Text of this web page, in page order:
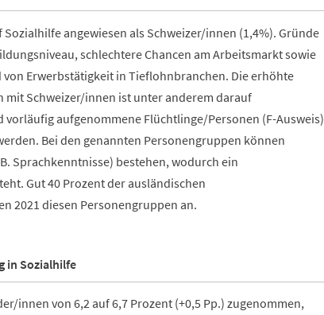
angewiesen als Schweizer/innen (1,4%). Gründe
schlechtere Chancen am Arbeitsmarkt sowie
Erwerbstätigkeit in Tieflohnbranchen. Die erhöhte
Schweizer/innen ist unter anderem darauf
aufgenommene Flüchtlinge/Personen (F-Ausweis)
Bei den genannten Personengruppen können
Sprachkenntnisse) bestehen, wodurch ein
Gut 40 Prozent der ausländischen
2021 diesen Personengruppen an.
in Sozialhilfe
innen von 6,2 auf 6,7 Prozent (+0,5 Pp.) zugenommen,